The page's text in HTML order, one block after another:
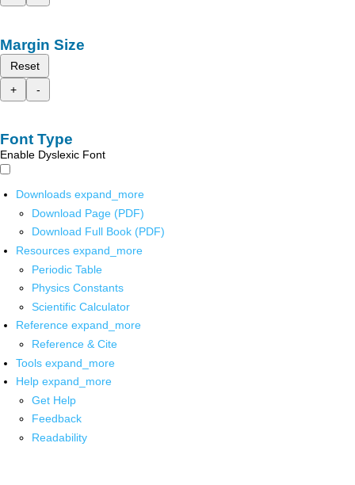
Margin Size
Reset
+
-
Font Type
Enable Dyslexic Font
Downloads expand_more
Download Page (PDF)
Download Full Book (PDF)
Resources expand_more
Periodic Table
Physics Constants
Scientific Calculator
Reference expand_more
Reference & Cite
Tools expand_more
Help expand_more
Get Help
Feedback
Readability